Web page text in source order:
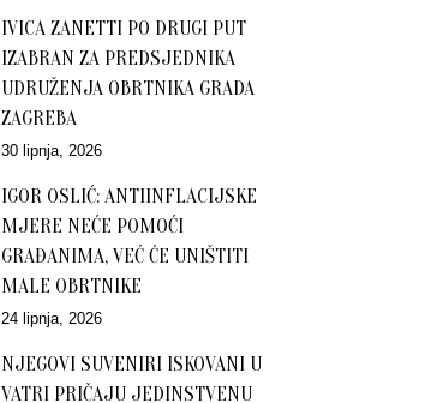
IVICA ZANETTI PO DRUGI PUT
IZABRAN ZA PREDSJEDNIKA
UDRUŽENJA OBRTNIKA GRADA
ZAGREBA
30 lipnja, 2026
IGOR OSLIĆ: ANTIINFLACIJSKE
MJERE NEĆE POMOĆI
GRAĐANIMA, VEĆ ĆE UNIŠTITI
MALE OBRTNIKE
24 lipnja, 2026
NJEGOVI SUVENIRI ISKOVANI U
VATRI PRIČAJU JEDINSTVENU